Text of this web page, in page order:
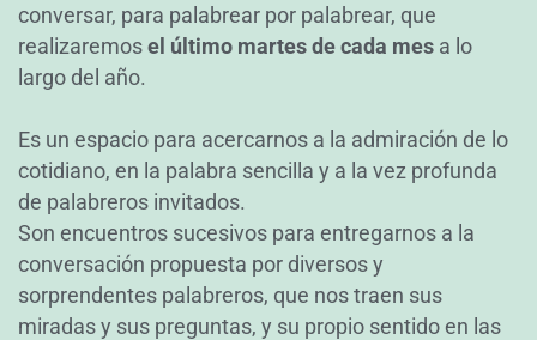
conversar, para palabrear por palabrear, que
realizaremosel último martes de cada mes a lo
largo del año.
Es un espacio para acercarnos a la admiración de lo
cotidiano, en la palabra sencilla y a la vez profunda
de palabreros invitados.
Son encuentros sucesivos para entregarnos a la
conversación propuesta por diversos y
sorprendentes palabreros, que nos traen sus
miradas y sus preguntas, y su propio sentido en las